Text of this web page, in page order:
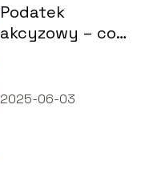
Podatek
akcyzowy – co
rozliczyć?
2025-06-03